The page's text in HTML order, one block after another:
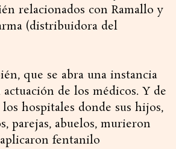
relacionados con Ramallo y
(distribuidora del
que se abra una instancia
de los médicos. Y de
hospitales donde sus hijos,
parejas, abuelos, murieron
fentanilo